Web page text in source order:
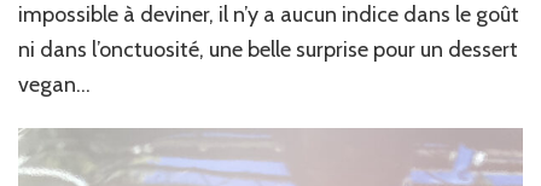
impossible à deviner, il n’y a aucun indice dans le goût
ni dans l’onctuosité, une belle surprise pour un dessert
vegan…